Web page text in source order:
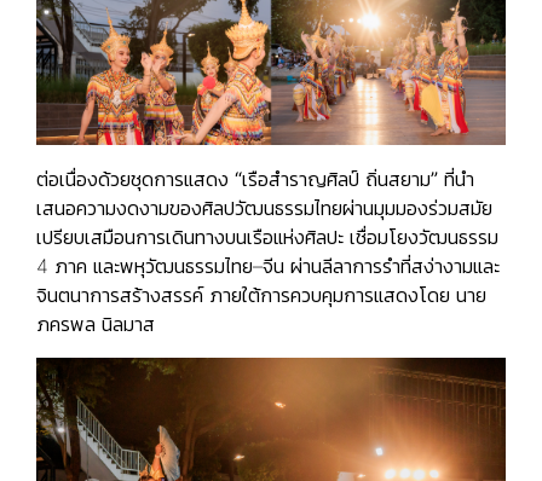
ต่อเนื่องด้วยชุดการแสดง “เรือสำราญศิลป์ ถิ่นสยาม” ที่นำ
เสนอความงดงามของศิลปวัฒนธรรมไทยผ่านมุมมองร่วมสมัย
เปรียบเสมือนการเดินทางบนเรือแห่งศิลปะ เชื่อมโยงวัฒนธรรม
4 ภาค และพหุวัฒนธรรมไทย–จีน ผ่านลีลาการรำที่สง่างามและ
จินตนาการสร้างสรรค์ ภายใต้การควบคุมการแสดงโดย นาย
ภครพล นิลมาส